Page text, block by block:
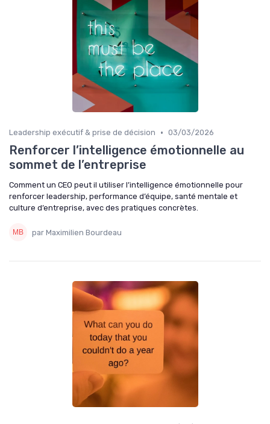
Leadership exécutif & prise de décision • 03/03/2026
Renforcer l’intelligence émotionnelle au
sommet de l’entreprise
Comment un CEO peut il utiliser l’intelligence émotionnelle pour
renforcer leadership, performance d’équipe, santé mentale et
culture d’entreprise, avec des pratiques concrètes.
par Maximilien Bourdeau